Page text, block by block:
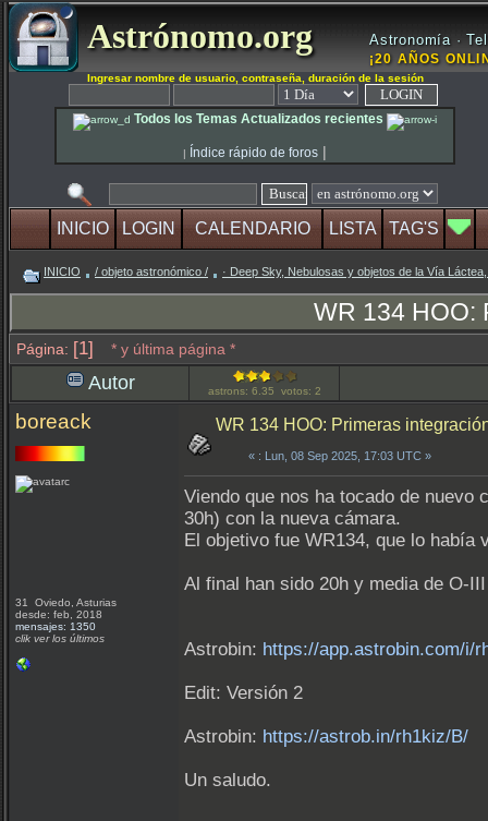
Astrónomo.org Astronomía ·
¡20 AÑOS
Ingresar nombre de usuario, contraseña, duración de la sesión
Todos los Temas Actualizados recientes
| Índice rápido de foros |
INICIO LOGIN CALENDARIO LISTA TAG'S
INICIO / objeto astronómico / · Deep Sky, Nebulosas y objetos de la Vía
WR 134 HOO:
Página: [1] * y última página *
Autor astrons: 6.35 votos: 2
boreack
31 Oviedo, Asturias
desde: feb, 2018
mensajes: 1350
clik ver los últimos
WR 134 HOO: Primeras
« : Lun, 08 Sep 2025, 17:03 UTC »
Viendo que nos ha tocado de nuevo
30h) con la nueva cámara.
El objetivo fue WR134, que lo
Al final han sido 20h y media de O-
Astrobin: https://app.astrobin.com/i/
Edit: Versión 2
Astrobin: https://astrob.in/rh1kiz/B/
Un saludo.